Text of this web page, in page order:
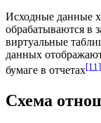
Исходные данные
обрабатываются в
виртуальные
данных
бумаге в отчетах[11]
Схема